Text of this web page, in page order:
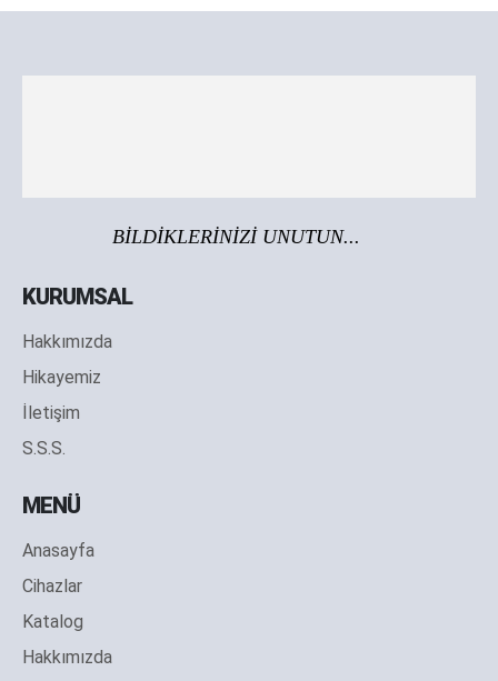
BİLDİKLERİNİZİ UNUTUN...
KURUMSAL
Hakkımızda
Hikayemiz
İletişim
S.S.S.
MENÜ
Anasayfa
Cihazlar
Katalog
Hakkımızda